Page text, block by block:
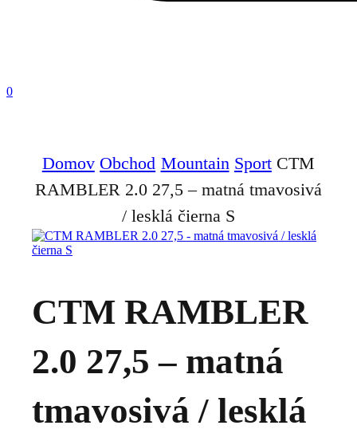
0
Domov Obchod Mountain Sport CTM
RAMBLER 2.0 27,5 – matná tmavosivá
/ lesklá čierna S
CTM RAMBLER
2.0 27,5 – matná
tmavosivá / lesklá